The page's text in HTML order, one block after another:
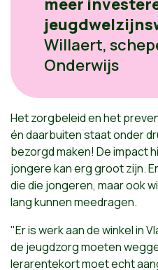
meer
Willaert,
Onderwijs
Het zorgbeleid en het
én daarbuiten staat onder
bezorgd maken! De impact
jongere kan erg groot zijn.
die die jongeren, maar ook
lang kunnen meedragen.
"Er is werk aan de winkel in
de jeugdzorg moeten
lerarentekort moet echt